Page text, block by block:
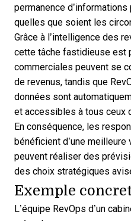
permanence
quelles que soient les
Grâce à l’intelligence des
cette tâche fastidieuse est
commerciales peuvent se
de revenus, tandis que
données sont
et accessibles à tous ceux
En conséquence, les
bénéficient d’une
peuvent réaliser des
des choix stratégiques
Exemple
L’équipe RevOps d’un